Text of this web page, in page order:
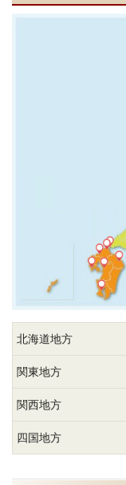
北海道地方
関東地方
関西地方
四国地方